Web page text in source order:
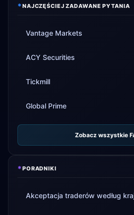
*NAJCZĘŚCIEJ ZADAWANE PYTANIA
Vantage Markets
ACY Securities
Tickmill
Global Prime
Zobacz wszystkie
*PORADNIKI
Akceptacja traderów według